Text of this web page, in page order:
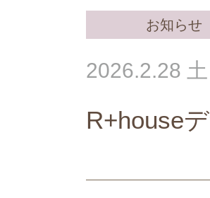
お知らせ
2026.2.28 土
R+house